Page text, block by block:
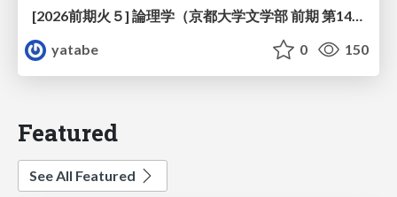
[2026前期火５] 論理学（京都大学文学部 前期 第14回）「計算は、証明ではない——ハルシネーションを三層ハーモニーで診る」
yatabe
0 150
Featured
See All Featured